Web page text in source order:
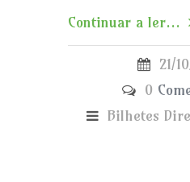
Continuar a ler...
21/
0
Bilhetes